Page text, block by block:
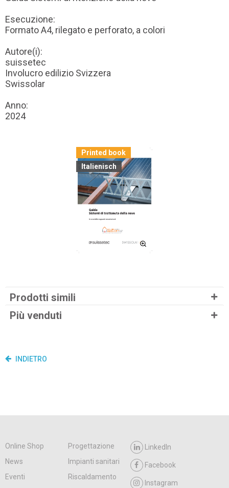
Esecuzione:
Formato A4, rilegato e perforato, a colori
Autore(i):
suissetec
Involucro edilizio Svizzera
Swissolar
Anno:
2024
Printed book
Italienisch
Prodotti simili
Più venduti
INDIETRO
Online Shop
Progettazione
News
Impianti sanitari
Eventi
Riscaldamento
LinkedIn
Facebook
Instagram